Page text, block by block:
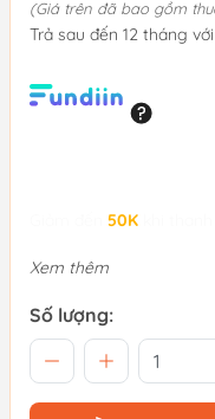
(Giá trên đã bao gồm
Trả sau đến 12 tháng với
50K
Xem thêm
Số lượng: